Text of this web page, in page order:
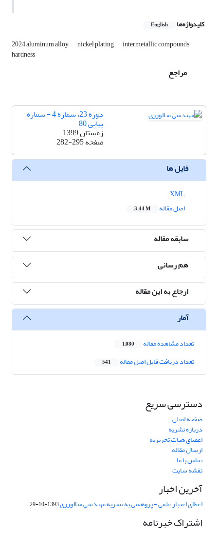
کلیدواژه‌ها English
2024 aluminum alloy nickel plating intermetallic compounds
hardness
مراجع
دوره 23، شماره 4 - شماره
پیاپی 80
زمستان 1399
صفحه282-295
فایل ها
اصل مقاله
3.44 M
سابقه مقاله
هم رسانی
ارجاع به این مقاله
آمار
تعداد مشاهده مقاله 1,080
تعداد دریافت فایل اصل مقاله 541
دسترسی سریع
صفحه اصلی
درباره نشریه
اعضای هیات تحریریه
ارسال مقاله
تماس با ما
نقشه سایت
آخرین اخبار
اعطای اعتبار علمی - پژوهشی به نشریه مهندسی متالورژی1393-10-29
اشتراک خبرنامه